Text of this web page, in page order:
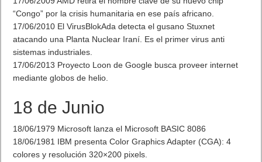
“Congo” por la crisis humanitaria en ese país africano.
17/06/2010 El VirusBlokAda detecta el gusano Stuxnet
atacando una Planta Nuclear Iraní. Es el primer virus anti
sistemas industriales.
17/06/2013 Proyecto Loon de Google busca proveer internet
mediante globos de helio.
18 de Junio
18/06/1979 Microsoft lanza el Microsoft BASIC 8086
18/06/1981 IBM presenta Color Graphics Adapter (CGA): 4
colores y resolución 320×200 pixels.